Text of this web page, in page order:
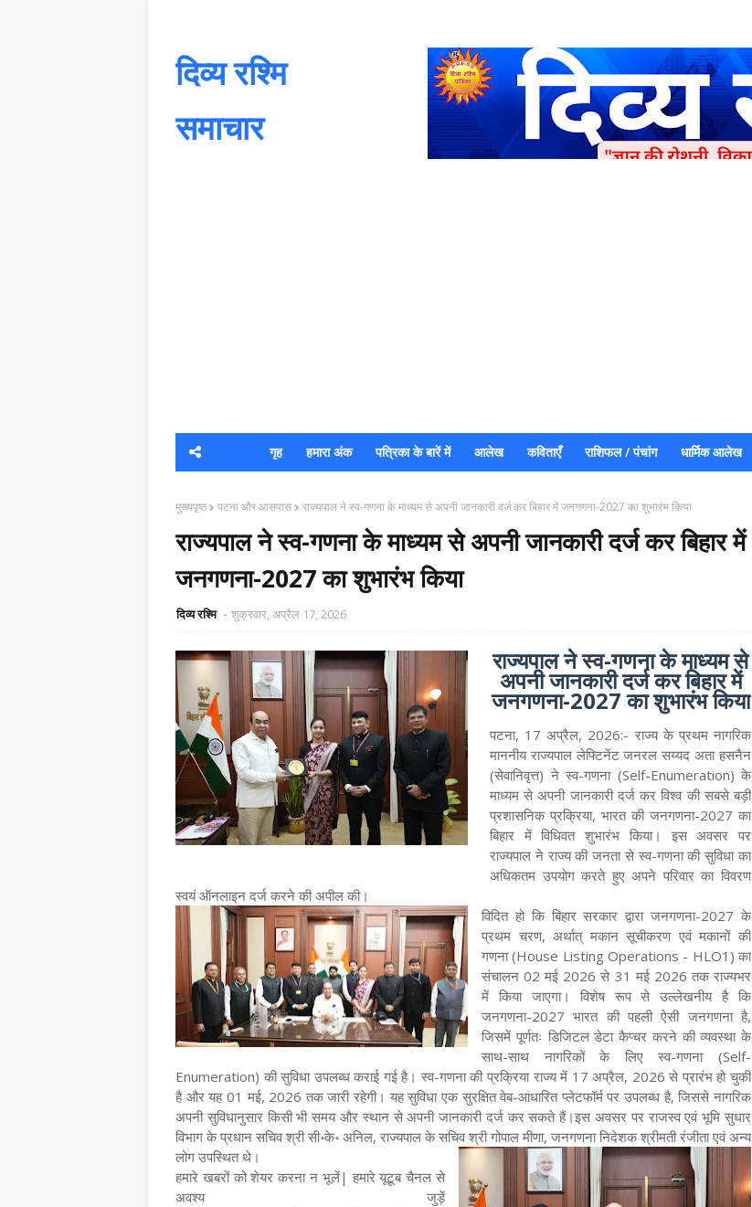
दिव्य रश्मि
समाचार
गृह हमारा अंक पत्रिका के बारें में आलेख कविताएँ राशिफल / पंचांग धार्मिक आलेख
मुख्यपृष्ठ पटना और आसपास राज्यपाल ने स्व-गणना के माध्यम से अपनी जानकारी दर्ज कर बिहार में जनगणना-2027 का शुभारंभ किया
राज्यपाल ने स्व-गणना के माध्यम से अपनी जानकारी दर्ज कर बिहार में
जनगणना-2027 का शुभारंभ किया
दिव्य रश्मि शुक्रवार, अप्रैल 17, 2026
राज्यपाल ने स्व-गणना के माध्यम से
अपनी जानकारी दर्ज कर बिहार में
जनगणना-2027 का शुभारंभ किया
पटना, 17 अप्रैल, 2026:- राज्य के प्रथम नागरिक
माननीय राज्यपाल लेफ्टिनेंट जनरल सय्यद अता हसनैन
(सेवानिवृत्त) ने स्व-गणना (Self-Enumeration) के
माध्यम से अपनी जानकारी दर्ज कर विश्व की सबसे बड़ी
प्रशासनिक प्रक्रिया, भारत की जनगणना-2027 का
बिहार में विधिवत शुभारंभ किया। इस अवसर पर
राज्यपाल ने राज्य की जनता से स्व-गणना की सुविधा का
अधिकतम उपयोग करते हुए अपने परिवार का विवरण
स्वयं ऑनलाइन दर्ज करने की अपील की।
विदित हो कि बिहार सरकार द्वारा जनगणना-2027 के
प्रथम चरण, अर्थात् मकान सूचीकरण एवं मकानों की
गणना (House Listing Operations - HLO1) का
संचालन 02 मई 2026 से 31 मई 2026 तक राज्यभर
में किया जाएगा। विशेष रूप से उल्लेखनीय है कि
जनगणना-2027 भारत की पहली ऐसी जनगणना है,
जिसमें पूर्णतः डिजिटल डेटा कैप्चर करने की व्यवस्था के
साथ-साथ नागरिकों के लिए स्व-गणना (Self-
Enumeration) की सुविधा उपलब्ध कराई गई है। स्व-गणना की प्रक्रिया राज्य में 17 अप्रैल, 2026 से प्रारंभ हो चुकी
है और यह 01 मई, 2026 तक जारी रहेगी। यह सुविधा एक सुरक्षित वेब-आधारित प्लेटफॉर्म पर उपलब्ध है, जिससे नागरिक
अपनी सुविधानुसार किसी भी समय और स्थान से अपनी जानकारी दर्ज कर सकते हैं।इस अवसर पर राजस्व एवं भूमि सुधार
विभाग के प्रधान सचिव श्री सी॰के॰ अनिल, राज्यपाल के सचिव श्री गोपाल मीणा, जनगणना निदेशक श्रीमती रंजीता एवं अन्य
लोग उपस्थित थे।
हमारे खबरों को शेयर करना न भूलें| हमारे यूटूब चैनल से
अवश्य जुड़ें